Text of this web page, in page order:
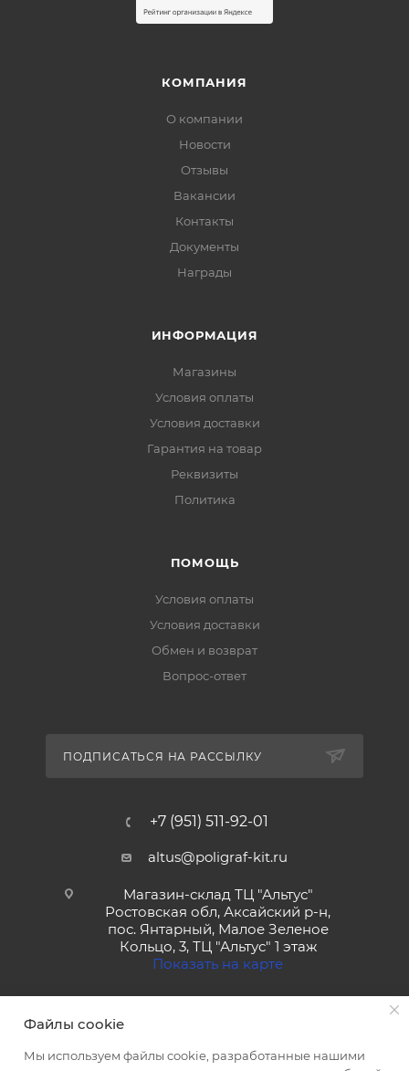
КОМПАНИЯ
О компании
Новости
Отзывы
Вакансии
Контакты
Документы
Награды
ИНФОРМАЦИЯ
Магазины
Условия оплаты
Условия доставки
Гарантия на товар
Реквизиты
Политика
ПОМОЩЬ
Условия оплаты
Условия доставки
Обмен и возврат
Вопрос-ответ
ПОДПИСАТЬСЯ НА РАССЫЛКУ
+7 (951) 511-92-01
altus@poligraf-kit.ru
Магазин-склад ТЦ "Альтус"
Ростовская обл, Аксайский р-н,
пос. Янтарный, Малое Зеленое
Кольцо, 3, ТЦ "Альтус" 1 этаж
Показать на карте
Файлы cookie
Мы используем файлы cookie, разработанные нашими